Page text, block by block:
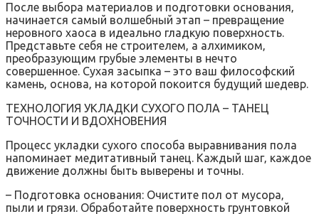
После выбора материалов и подготовки основания‚
начинается самый волшебный этап – превращение
неровного хаоса в идеально гладкую поверхность.
Представьте себя не строителем‚ а алхимиком‚
преобразующим грубые элементы в нечто
совершенное. Сухая засыпка – это ваш философский
камень‚ основа‚ на которой покоится будущий шедевр.
ТЕХНОЛОГИЯ УКЛАДКИ СУХОГО ПОЛА – ТАНЕЦ
ТОЧНОСТИ И ВДОХНОВЕНИЯ
Процесс укладки сухого способа выравнивания пола
напоминает медитативный танец. Каждый шаг‚ каждое
движение должны быть выверены и точны.
– Подготовка основания: Очистите пол от мусора‚
пыли и грязи. Обработайте поверхность грунтовкой